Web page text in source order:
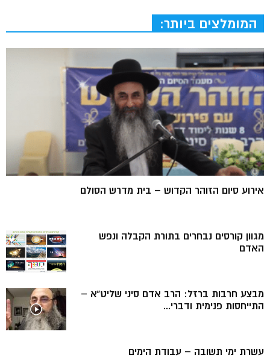
המומלצים ביותר:
אירוע סיום הזוהר הקדוש – בית מדרש הסולם
מגוון קורסים נבחרים בתורת הקבלה ונפש
האדם
מבצע חרבות ברזל: הרב אדם סיני שליט”א –
התייחסות פנימית ודברי...
עשרת ימי תשובה – עבודת הימים